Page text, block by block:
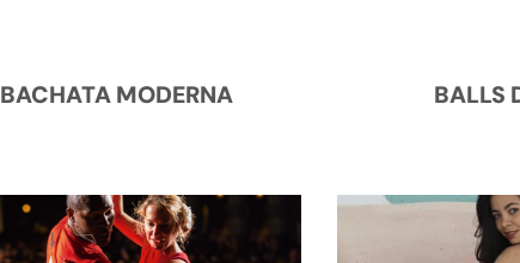
BACHATA MODERNA BALLS